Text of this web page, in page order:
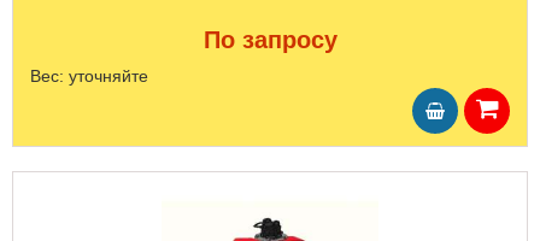
По запросу
Вес: уточняйте